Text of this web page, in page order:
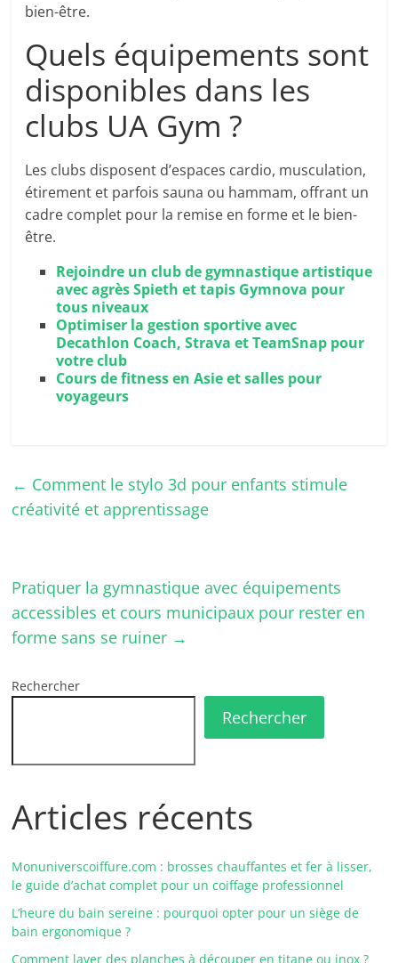
bien-être.
Quels équipements sont
disponibles dans les
clubs UA Gym ?
Les clubs disposent d’espaces cardio, musculation,
étirement et parfois sauna ou hammam, offrant un
cadre complet pour la remise en forme et le bien-
être.
Rejoindre un club de gymnastique artistique
avec agrès Spieth et tapis Gymnova pour
tous niveaux
Optimiser la gestion sportive avec
Decathlon Coach, Strava et TeamSnap pour
votre club
Cours de fitness en Asie et salles pour
voyageurs
← Comment le stylo 3d pour enfants stimule
créativité et apprentissage
Pratiquer la gymnastique avec équipements
accessibles et cours municipaux pour rester en
forme sans se ruiner →
Rechercher
Rechercher
Articles récents
Monuniverscoiffure.com : brosses chauffantes et fer à lisser,
le guide d’achat complet pour un coiffage professionnel
L’heure du bain sereine : pourquoi opter pour un siège de
bain ergonomique ?
Comment laver des planches à découper en titane ou inox ?